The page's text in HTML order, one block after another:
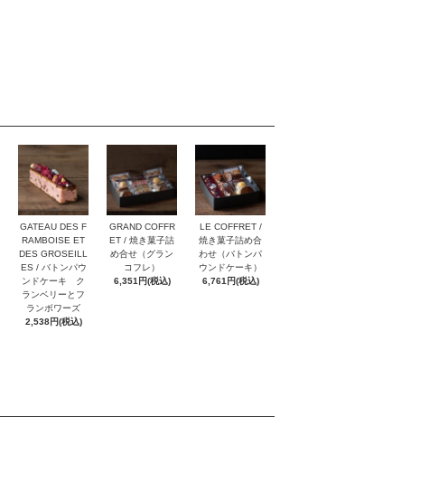
GATEAU DES F
RAMBOISE ET
DES GROSEILL
ES / バトンパウ
ンドケーキ ク
ランベリーとフ
ランボワーズ
2,538円(税込)
GRAND COFFR
ET / 焼き菓子詰
め合せ（グラン
コフレ）
6,351円(税込)
LE COFFRET /
焼き菓子詰め合
わせ（バトンパ
ウンドケーキ）
6,761円(税込)